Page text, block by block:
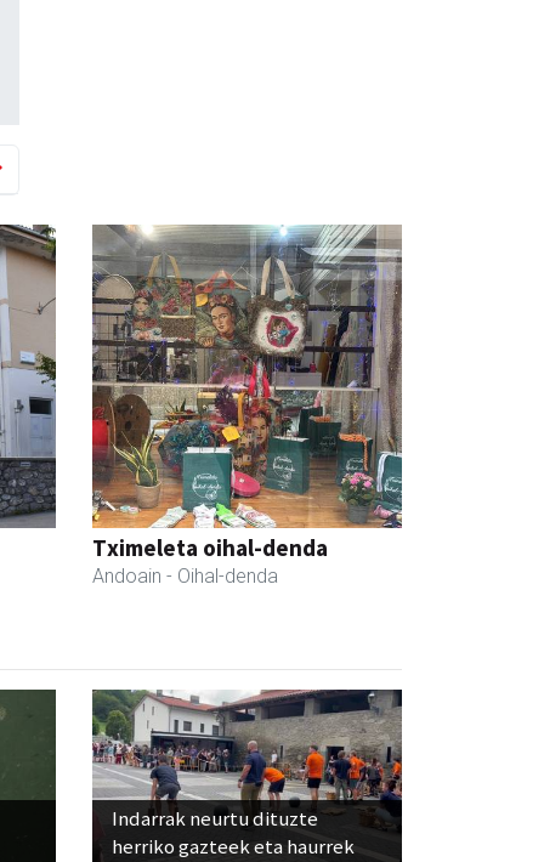
Tximeleta oihal-denda
Andoain - Oihal-denda
Indarrak neurtu dituzte
herriko gazteek eta haurrek